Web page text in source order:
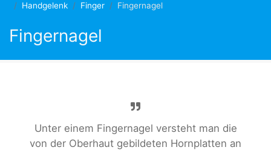
Handgelenk
Finger Fingernagel
Fingernagel
Unter einem Fingernagel versteht man die
von der Oberhaut gebildeten Hornplatten an